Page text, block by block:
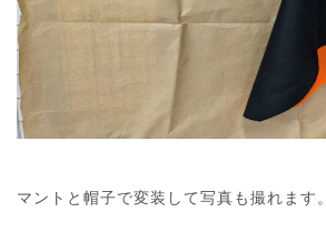
マントと帽子で変装して写真も撮れます。